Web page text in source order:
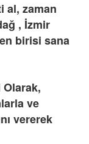
al, zaman
, İzmir
birisi sana
ve
vererek